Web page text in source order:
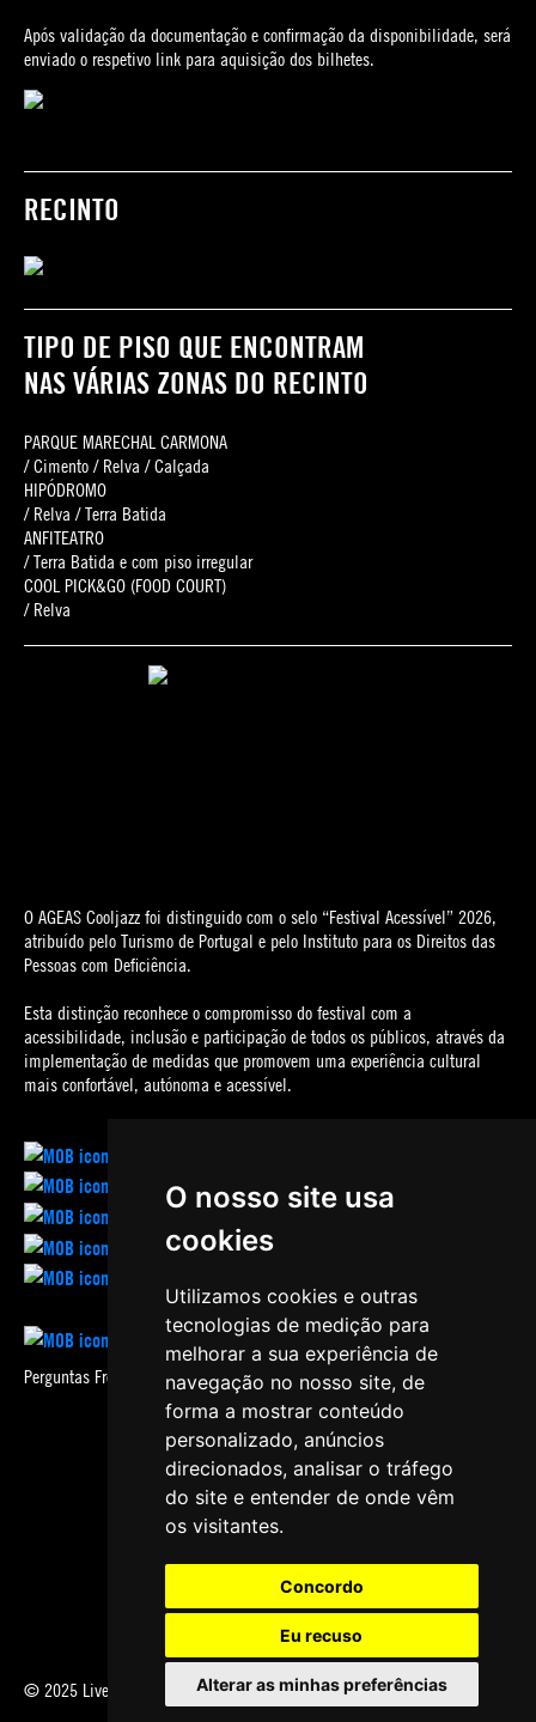
O nosso site usa
cookies
Utilizamos cookies e outras
tecnologias de medição para
melhorar a sua experiência de
navegação no nosso site, de
forma a mostrar conteúdo
personalizado, anúncios
direcionados, analisar o tráfego
do site e entender de onde vêm
os visitantes.
Concordo
Eu recuso
Alterar as minhas preferências
Após validação da documentação e confirmação da disponibilidade, será
enviado o respetivo link para aquisição dos bilhetes.
RECINTO
TIPO DE PISO QUE ENCONTRAM
NAS VÁRIAS ZONAS DO RECINTO
PARQUE MARECHAL CARMONA
/ Cimento / Relva / Calçada
HIPÓDROMO
/ Relva / Terra Batida
ANFITEATRO
/ Terra Batida e com piso irregular
COOL PICK&GO (FOOD COURT)
/ Relva
O AGEAS Cooljazz foi distinguido com o selo “Festival Acessível” 2026,
atribuído pelo Turismo de Portugal e pelo Instituto para os Direitos das
Pessoas com Deficiência.
Esta distinção reconhece o compromisso do festival com a
acessibilidade, inclusão e participação de todos os públicos, através da
implementação de medidas que promovem uma experiência cultural
mais confortável, autónoma e acessível.
Perguntas Frequentes
© 2025 Live Experiences
Política de Cookies
Política de Privacidade
Termos e Condições